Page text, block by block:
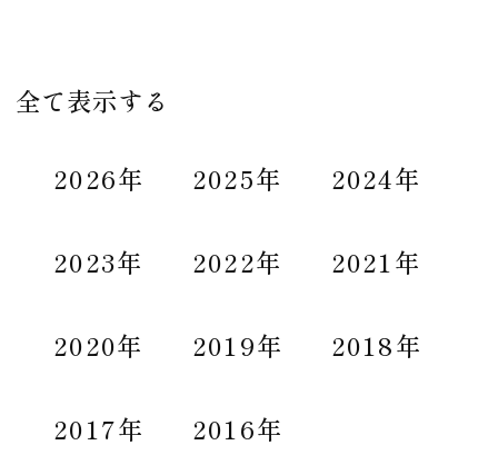
全て表示する
2026年 2025年 2024年
2023年 2022年 2021年
2020年 2019年 2018年
2017年 2016年